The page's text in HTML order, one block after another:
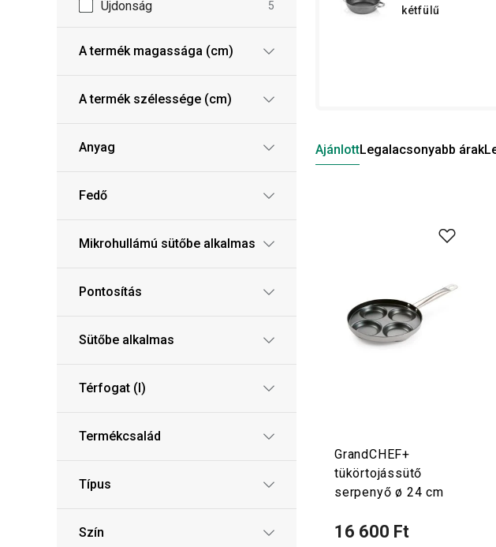
Újdonság 5
A termék magassága (cm)
A termék szélessége (cm)
Anyag
Fedő
Mikrohullámú sütőbe alkalmas
Pontosítás
Sütőbe alkalmas
Térfogat (l)
Termékcsalád
Típus
Szín
kétfülű
AjánlottLegalacsonyabb árak
GrandCHEF+
tükörtojássütő
serpenyő ø 24 cm
16 600 Ft